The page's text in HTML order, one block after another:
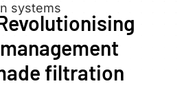
systems
filtration